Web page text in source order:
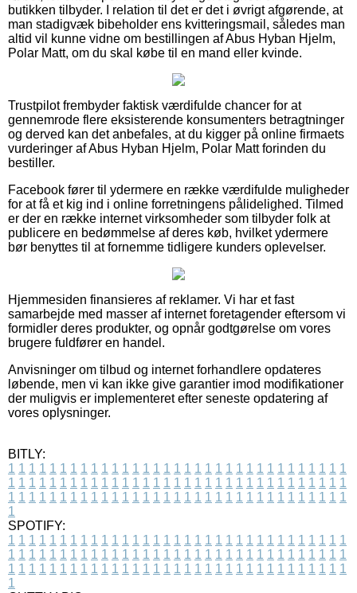
butikken tilbyder. I relation til det er det i øvrigt afgørende, at
man stadigvæk bibeholder ens kvitteringsmail, således man
altid vil kunne vidne om bestillingen af Abus Hyban Hjelm,
Polar Matt, om du skal købe til en mand eller kvinde.
Trustpilot frembyder faktisk værdifulde chancer for at
gennemrode flere eksisterende konsumenters betragtninger
og derved kan det anbefales, at du kigger på online firmaets
vurderinger af Abus Hyban Hjelm, Polar Matt forinden du
bestiller.
Facebook fører til ydermere en række værdifulde muligheder
for at få et kig ind i online forretningens pålidelighed. Tilmed
er der en række internet virksomheder som tilbyder folk at
publicere en bedømmelse af deres køb, hvilket ydermere
bør benyttes til at fornemme tidligere kunders oplevelser.
Hjemmesiden finansieres af reklamer. Vi har et fast
samarbejde med masser af internet foretagender eftersom vi
formidler deres produkter, og opnår godtgørelse om vores
brugere fuldfører en handel.
Anvisninger om tilbud og internet forhandlere opdateres
løbende, men vi kan ikke give garantier imod modifikationer
der muligvis er implementeret efter seneste opdatering af
vores oplysninger.
BITLY:
1 1 1 1 1 1 1 1 1 1 1 1 1 1 1 1 1 1 1 1 1 1 1 1 1 1 1 1 1 1 1 1 1
1 1 1 1 1 1 1 1 1 1 1 1 1 1 1 1 1 1 1 1 1 1 1 1 1 1 1 1 1 1 1 1 1
1 1 1 1 1 1 1 1 1 1 1 1 1 1 1 1 1 1 1 1 1 1 1 1 1 1 1 1 1 1 1 1 1
1
SPOTIFY:
1 1 1 1 1 1 1 1 1 1 1 1 1 1 1 1 1 1 1 1 1 1 1 1 1 1 1 1 1 1 1 1 1
1 1 1 1 1 1 1 1 1 1 1 1 1 1 1 1 1 1 1 1 1 1 1 1 1 1 1 1 1 1 1 1 1
1 1 1 1 1 1 1 1 1 1 1 1 1 1 1 1 1 1 1 1 1 1 1 1 1 1 1 1 1 1 1 1 1
1